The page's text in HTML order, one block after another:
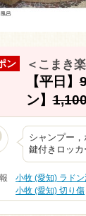
ン ＜こまき
【平日】
ン】
シャンプー
鍵付きロッ
小牧 (愛知) ラド
小牧 (愛知) 切り傷